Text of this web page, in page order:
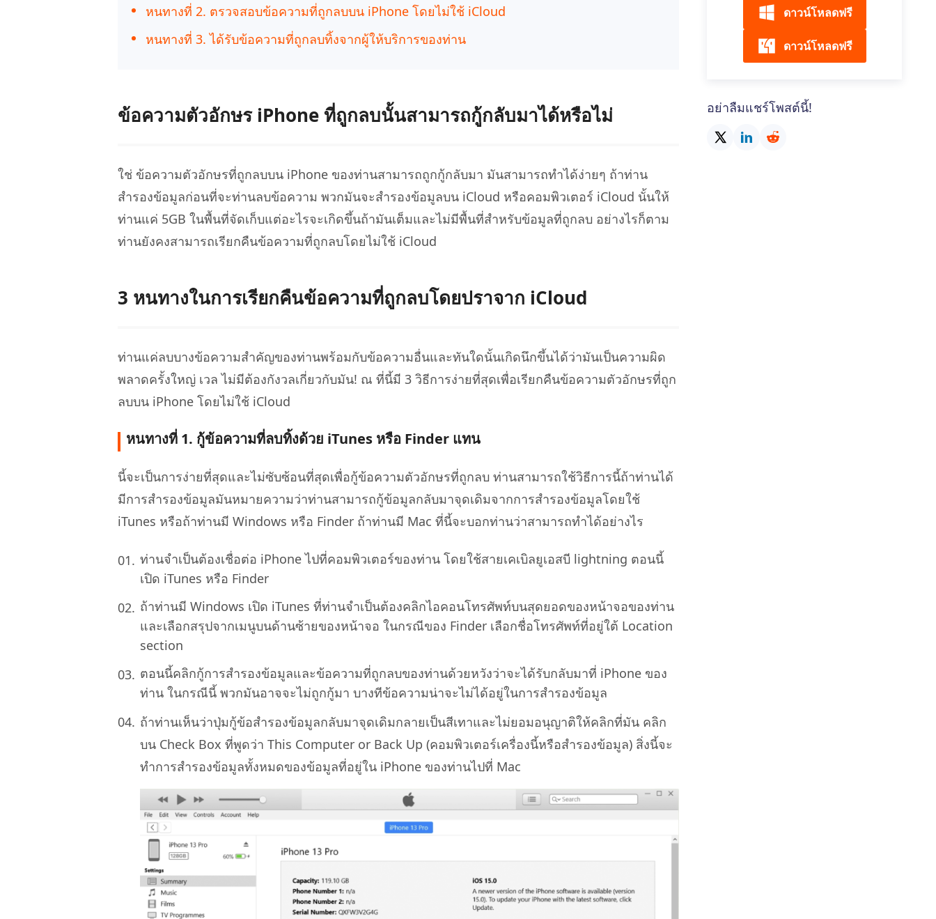
หนทางที่ 2. ตรวจสอบข้อความที่ถูกลบบน iPhone โดยไม่ใช้ iCloud
หนทางที่ 3. ได้รับข้อความที่ถูกลบทิ้งจากผู้ให้บริการของท่าน
ข้อความตัวอักษร iPhone ที่ถูกลบนั้นสามารถกู้กลับมาได้หรือไม่
ใช่ ข้อความตัวอักษรที่ถูกลบบน iPhone ของท่านสามารถถูกกู้กลับมา มันสามารถทำได้ง่ายๆ ถ้าท่าน
สำรองข้อมูลก่อนที่จะท่านลบข้อความ พวกมันจะสำรองข้อมูลบน iCloud หรือคอมพิวเตอร์ iCloud นั้นให้
ท่านแค่ 5GB ในพื้นที่จัดเก็บแต่อะไรจะเกิดขึ้นถ้ามันเต็มและไม่มีพื้นที่สำหรับข้อมูลที่ถูกลบ อย่างไรก็ตาม
ท่านยังคงสามารถเรียกคืนข้อความที่ถูกลบโดยไม่ใช้ iCloud
3 หนทางในการเรียกคืนข้อความที่ถูกลบโดยปราจาก iCloud
ท่านแค่ลบบางข้อความสำคัญของท่านพร้อมกับข้อความอื่นและทันใดนั้นเกิดนึกขึ้นได้ว่ามันเป็นความผิด
พลาดครั้งใหญ่ เวล ไม่มีต้องกังวลเกี่ยวกับมัน! ณ ที่นี้มี 3 วิธีการง่ายที่สุดเพื่อเรียกคืนข้อความตัวอักษรที่ถูก
ลบบน iPhone โดยไม่ใช้ iCloud
หนทางที่ 1. กู้ข้อความที่ลบทิ้งด้วย iTunes หรือ Finder แทน
นี้จะเป็นการง่ายที่สุดและไม่ซับซ้อนที่สุดเพื่อกู้ข้อความตัวอักษรที่ถูกลบ ท่านสามารถใช้วิธีการนี้ถ้าท่านได้
มีการสำรองข้อมูลมันหมายความว่าท่านสามารถกู้ข้อมูลกลับมาจุดเดิมจากการสำรองข้อมูลโดยใช้
iTunes หรือถ้าท่านมี Windows หรือ Finder ถ้าท่านมี Mac ที่นี้จะบอกท่านว่าสามารถทำได้อย่างไร
ท่านจำเป็นต้องเชื่อต่อ iPhone ไปที่คอมพิวเตอร์ของท่าน โดยใช้สายเคเบิลยูเอสบี lightning ตอนนี้
เปิด iTunes หรือ Finder
ถ้าท่านมี Windows เปิด iTunes ที่ท่านจำเป็นต้องคลิกไอคอนโทรศัพท์บนสุดยอดของหน้าจอของท่าน
และเลือกสรุปจากเมนูบนด้านซ้ายของหน้าจอ ในกรณีของ Finder เลือกชื่อโทรศัพท์ที่อยู่ใต้ Location
section
ตอนนี้คลิกกู้การสำรองข้อมูลและข้อความที่ถูกลบของท่านด้วยหวังว่าจะได้รับกลับมาที่ iPhone ของ
ท่าน ในกรณีนี้ พวกมันอาจจะไม่ถูกกู้มา บางทีข้อความน่าจะไม่ได้อยู่ในการสำรองข้อมูล
ถ้าท่านเห็นว่าปุ่มกู้ข้อสำรองข้อมูลกลับมาจุดเดิมกลายเป็นสีเทาและไม่ยอมอนุญาติให้คลิกที่มัน คลิก
บน Check Box ที่พูดว่า This Computer or Back Up (คอมพิวเตอร์เครื่องนี้หรือสำรองข้อมูล) สิ่งนี้จะ
ทำการสำรองข้อมูลทั้งหมดของข้อมูลที่อยู่ใน iPhone ของท่านไปที่ Mac
ดาวน์โหลดฟรี
ดาวน์โหลดฟรี
อย่าลืมแชร์โพสต์นี้!